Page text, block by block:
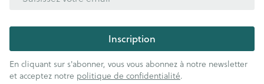
Inscription
En cliquant sur s'abonner, vous vous abonnez à notre newsletter
et acceptez notre politique de confidentialité.